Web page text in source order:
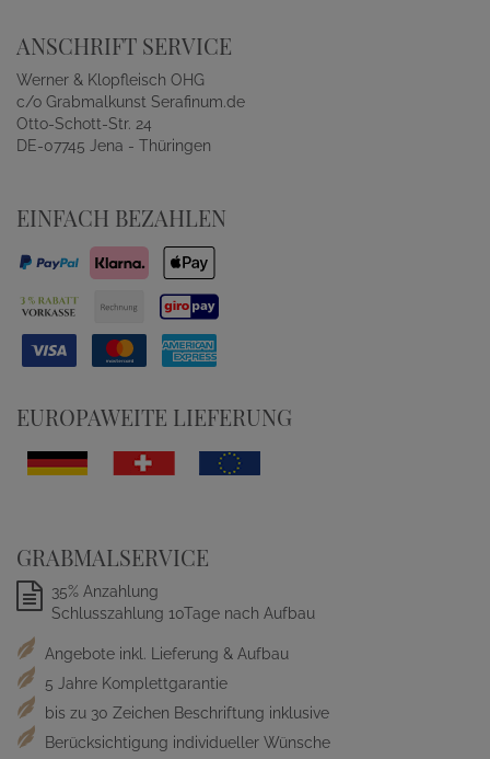
ANSCHRIFT SERVICE
Werner & Klopfleisch OHG
c/o Grabmalkunst Serafinum.de
Otto-Schott-Str. 24
DE-07745 Jena - Thüringen
EINFACH BEZAHLEN
EUROPAWEITE LIEFERUNG
GRABMALSERVICE
35% Anzahlung
Schlusszahlung 10Tage nach Aufbau
Angebote inkl. Lieferung & Aufbau
5 Jahre Komplettgarantie
bis zu 30 Zeichen Beschriftung inklusive
Berücksichtigung individueller Wünsche